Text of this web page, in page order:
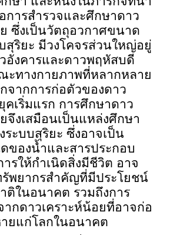
ารสำรวจและศึกษาดาว
ซึ่งเป็นวัตถุอวกาศขนาด
สุริยะ มีวงโคจรส่วนใหญ่อยู่
อังคารและดาวพฤหัสบดี
ะทางกายภาพที่หลากหลาย
จากการก่อตัวของดาว
คเริ่มแรก การศึกษาดาว
จึงเสมือนเป็นแหล่งศึกษา
ะบบสุริยะ ซึ่งอาจเป็น
ของน้ำและสารประกอบ
รให้กำเนิดสิ่งมีชีวิต อาจ
รัพยากรสำคัญที่มีประโยชน์
ติในอนาคต รวมถึงการ
กดาวเคราะห์น้อยที่อาจก่อ
ยแก่โลกในอนาคต